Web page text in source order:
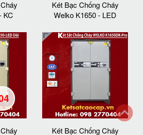
KC
Két Bạc Chống Cháy
Welko K1650 - LED
Két Bạc Chống Cháyback